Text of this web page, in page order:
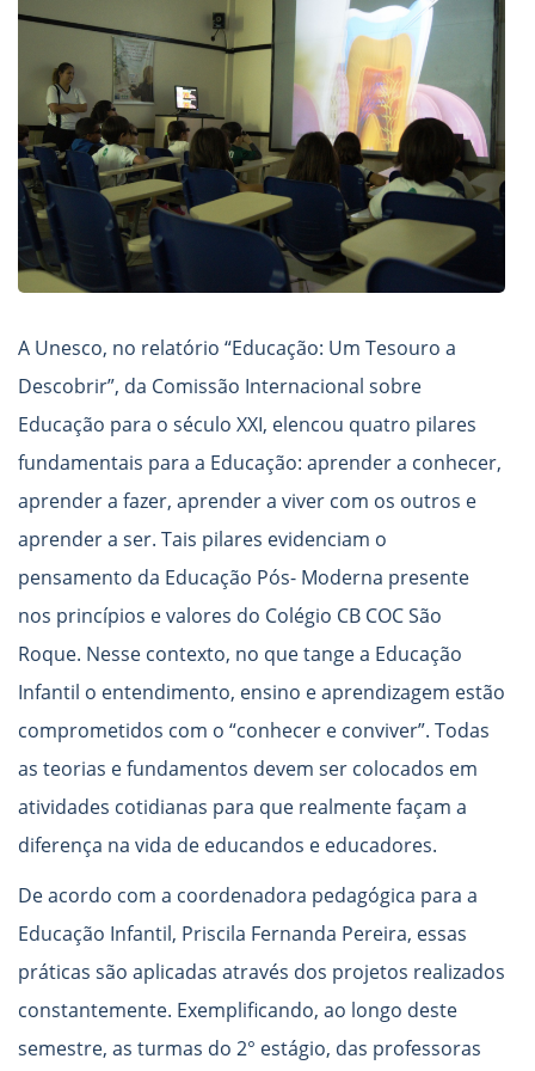
A Unesco, no relatório “Educação: Um Tesouro a
Descobrir”, da Comissão Internacional sobre
Educação para o século XXI, elencou quatro pilares
fundamentais para a Educação: aprender a conhecer,
aprender a fazer, aprender a viver com os outros e
aprender a ser. Tais pilares evidenciam o
pensamento da Educação Pós- Moderna presente
nos princípios e valores do Colégio CB COC São
Roque. Nesse contexto, no que tange a Educação
Infantil o entendimento, ensino e aprendizagem estão
comprometidos com o “conhecer e conviver”. Todas
as teorias e fundamentos devem ser colocados em
atividades cotidianas para que realmente façam a
diferença na vida de educandos e educadores.
De acordo com a coordenadora pedagógica para a
Educação Infantil, Priscila Fernanda Pereira, essas
práticas são aplicadas através dos projetos realizados
constantemente. Exemplificando, ao longo deste
semestre, as turmas do 2° estágio, das professoras